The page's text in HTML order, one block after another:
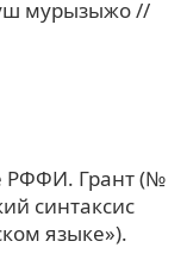
мурызыжо //
РФФИ. Грант (№
синтаксис
языке»).